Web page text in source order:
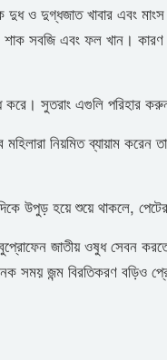
দুধ ও দুগ্ধজাত খাবার এবং
শাক সবজি এবং ফল খান।
করে। সুতরাং এগুলি পরিহার
নিয়মিত ব্যায়াম
উপুড় হয়ে শুয়ে থাকলে,
জাতীয় ওষুধ সেবন
জন্ম বিরতিকরণ বড়িও